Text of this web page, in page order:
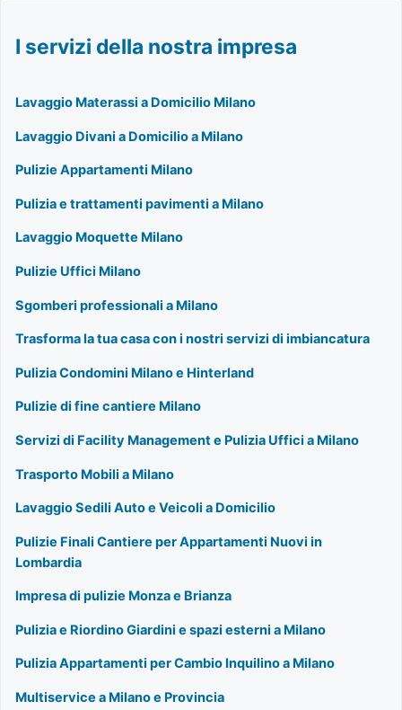
I servizi della nostra impresa
Lavaggio Materassi a Domicilio Milano
Lavaggio Divani a Domicilio a Milano
Pulizie Appartamenti Milano
Pulizia e trattamenti pavimenti a Milano
Lavaggio Moquette Milano
Pulizie Uffici Milano
Sgomberi professionali a Milano
Trasforma la tua casa con i nostri servizi di imbiancatura
Pulizia Condomini Milano e Hinterland
Pulizie di fine cantiere Milano
Servizi di Facility Management e Pulizia Uffici a Milano
Trasporto Mobili a Milano
Lavaggio Sedili Auto e Veicoli a Domicilio
Pulizie Finali Cantiere per Appartamenti Nuovi in
Lombardia
Impresa di pulizie Monza e Brianza
Pulizia e Riordino Giardini e spazi esterni a Milano
Pulizia Appartamenti per Cambio Inquilino a Milano
Multiservice a Milano e Provincia